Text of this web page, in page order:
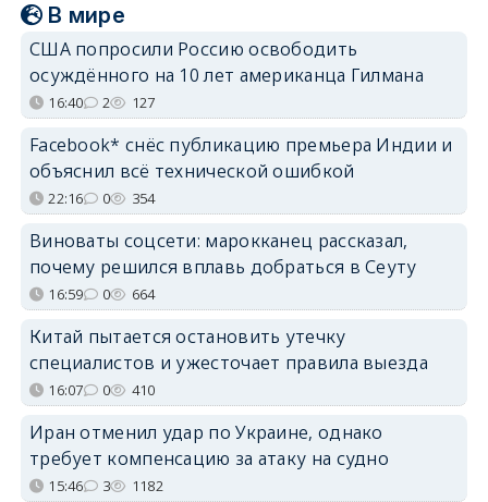
В мире
США попросили Россию освободить
осуждённого на 10 лет американца Гилмана
16:40 2 127
Facebook* снёс публикацию премьера Индии и
объяснил всё технической ошибкой
22:16 0 354
Виноваты соцсети: марокканец рассказал,
почему решился вплавь добраться в Сеуту
16:59 0 664
Китай пытается остановить утечку
специалистов и ужесточает правила выезда
16:07 0 410
Иран отменил удар по Украине, однако
требует компенсацию за атаку на судно
15:46 3 1182